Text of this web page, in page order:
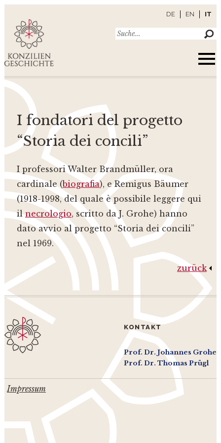
DE EN IT
I fondatori del progetto
“Storia dei concili”
I professori Walter Brandmüller, ora
cardinale (biografia), e Remigus Bäumer
(1918-1998, del quale è possibile leggere qui
ilnecrologio, scritto da J. Grohe) hanno
dato avvio al progetto “Storia dei concili”
nel 1969.
zurück
KONTAKT
Prof. Dr. Johannes Grohe
Prof. Dr. Thomas Prügl
Impressum